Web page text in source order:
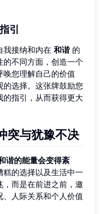
引
我接纳和内在 和谐的
不同方面，创造一个
您理解自己的价值
选择。这张牌鼓励您
指引，从而获得更大
突与犹豫不决
谐的能量会变得紊
的选择以及生活中一
而是在前进之前，邀
人际关系和个人价值